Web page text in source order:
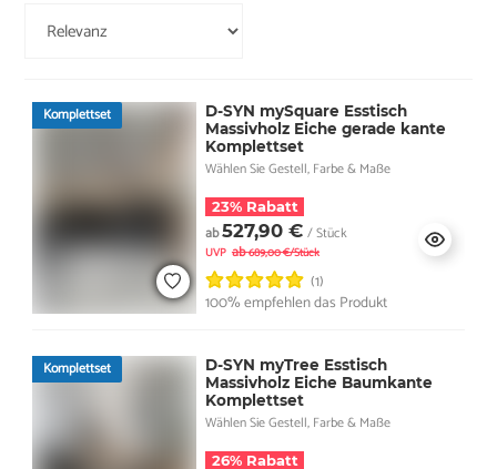
Komplettset
D-SYN mySquare Esstisch
Massivholz Eiche gerade kante
Komplettset
Wählen Sie Gestell, Farbe & Maße
23% Rabatt
ab527,90 € / Stück
UVP ab689,00 €/Stück
(1)
100% empfehlen das Produkt
Komplettset
D-SYN myTree Esstisch
Massivholz Eiche Baumkante
Komplettset
Wählen Sie Gestell, Farbe & Maße
26% Rabatt